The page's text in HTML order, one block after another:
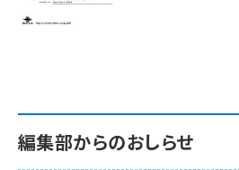
編集部からのおしらせ